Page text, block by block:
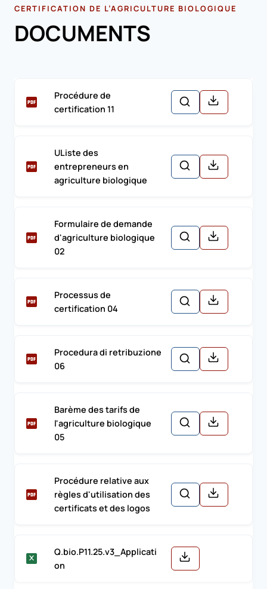
CERTIFICATION DE L’AGRICULTURE BIOLOGIQUE
DOCUMENTS
Procédure de
certification 11
UListe des
entrepreneurs en
agriculture biologique
Formulaire de demande
d'agriculture biologique
02
Processus de
certification 04
Procedura di retribuzione
06
Barème des tarifs de
l'agriculture biologique
05
Procédure relative aux
règles d'utilisation des
certificats et des logos
Q.bio.P11.25.v3_Applicati
on